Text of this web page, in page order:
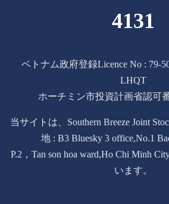
4131
ベトナム政府登録Licence No : 79-
LHQT
ホーチミン市投資計画省認可
当サイトは、Southern Breeze Joint
地 : B3 Bluesky 3 office,No.1
P.2，Tan son hoa ward,Ho Chi Minh
います。